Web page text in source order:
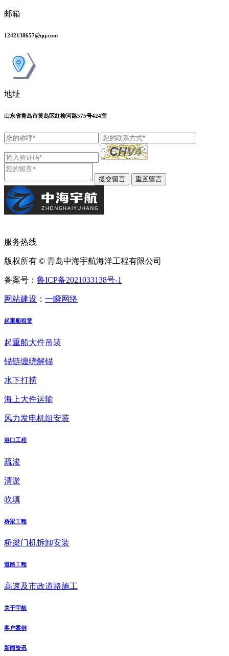
邮箱
1242138657@qq.com
地址
山东省青岛市黄岛区红柳河路575号424室
服务热线
版权所有 © 青岛中海宇航海洋工程有限公司
备案号： 鲁ICP备2021033138号-1
网站建设 ： 一瞬网络
起重船租赁
起重船大件吊装
锚链缠绕解锚
水下打捞
海上大件运输
风力发电机组安装
港口工程
疏浚
清淤
吹填
桥梁工程
桥梁门机拆卸安装
道路工程
高速及市政道路施工
关于宇航
客户案例
新闻资讯